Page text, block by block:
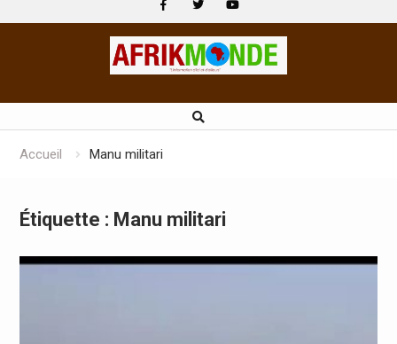
Accueil Manu militari
Étiquette : Manu militari